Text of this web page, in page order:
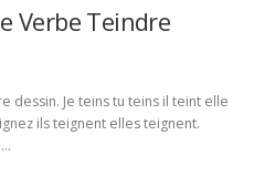
Verbe Teindre
dessin. Je teins tu teins il teint elle
ils teignent elles teignent.